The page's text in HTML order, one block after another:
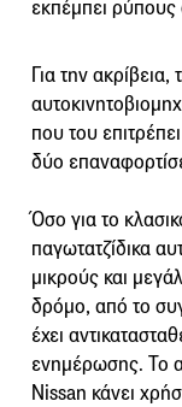
εκπέμπει
Για την
που του
δύο
Όσο για το
παγωτατζίδικα
μικρούς και
δρόμο, από το
έχει
ενημέρωσης. Το
Nissan κάνει